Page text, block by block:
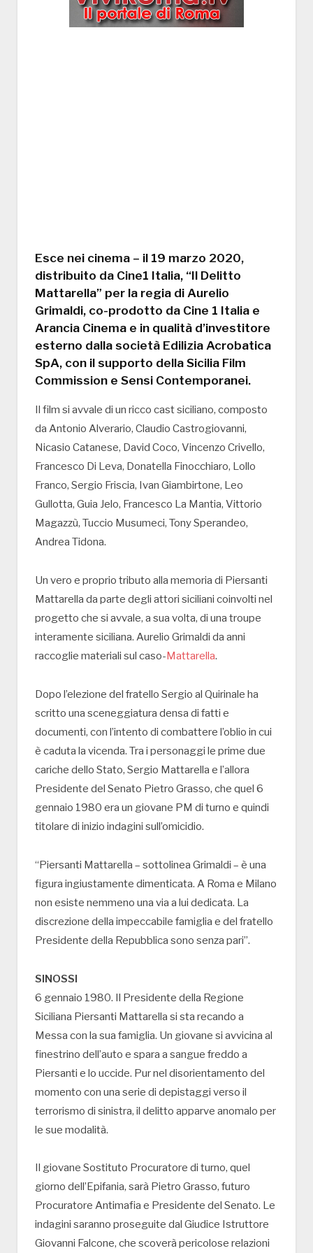
Esce nei cinema – il 19 marzo 2020,
distribuito da Cine1 Italia, “Il Delitto
Mattarella” per la regia di Aurelio
Grimaldi, co-prodotto da Cine 1 Italia e
Arancia Cinema e in qualità d’investitore
esterno dalla società Edilizia Acrobatica
SpA, con il supporto della Sicilia Film
Commission e Sensi Contemporanei.
Il film si avvale di un ricco cast siciliano, composto
da Antonio Alverario, Claudio Castrogiovanni,
Nicasio Catanese, David Coco, Vincenzo Crivello,
Francesco Di Leva, Donatella Finocchiaro, Lollo
Franco, Sergio Friscia, Ivan Giambirtone, Leo
Gullotta, Guia Jelo, Francesco La Mantia, Vittorio
Magazzù, Tuccio Musumeci, Tony Sperandeo,
Andrea Tidona.
Un vero e proprio tributo alla memoria di Piersanti
Mattarella da parte degli attori siciliani coinvolti nel
progetto che si avvale, a sua volta, di una troupe
interamente siciliana. Aurelio Grimaldi da anni
raccoglie materiali sul caso-Mattarella.
Dopo l’elezione del fratello Sergio al Quirinale ha
scritto una sceneggiatura densa di fatti e
documenti, con l’intento di combattere l’oblio in cui
è caduta la vicenda. Tra i personaggi le prime due
cariche dello Stato, Sergio Mattarella e l’allora
Presidente del Senato Pietro Grasso, che quel 6
gennaio 1980 era un giovane PM di turno e quindi
titolare di inizio indagini sull’omicidio.
“Piersanti Mattarella – sottolinea Grimaldi – è una
figura ingiustamente dimenticata. A Roma e Milano
non esiste nemmeno una via a lui dedicata. La
discrezione della impeccabile famiglia e del fratello
Presidente della Repubblica sono senza pari”.
SINOSSI
6 gennaio 1980. Il Presidente della Regione
Siciliana Piersanti Mattarella si sta recando a
Messa con la sua famiglia. Un giovane si avvicina al
finestrino dell’auto e spara a sangue freddo a
Piersanti e lo uccide. Pur nel disorientamento del
momento con una serie di depistaggi verso il
terrorismo di sinistra, il delitto apparve anomalo per
le sue modalità.
Il giovane Sostituto Procuratore di turno, quel
giorno dell’Epifania, sarà Pietro Grasso, futuro
Procuratore Antimafia e Presidente del Senato. Le
indagini saranno proseguite dal Giudice Istruttore
Giovanni Falcone, che scoverà pericolose relazioni